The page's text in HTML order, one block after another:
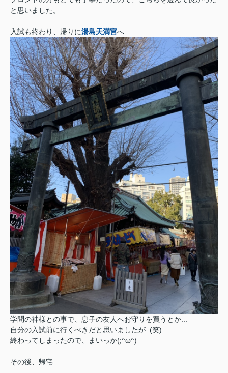
と思いました。
入試も終わり、帰りに湯島天満宮へ
学問の神様との事で、息子の友人へお守りを買うとか...
自分の入試前に行くべきだと思いましたが..(笑)
終わってしまったので、まいっか(;^ω^)
その後、帰宅